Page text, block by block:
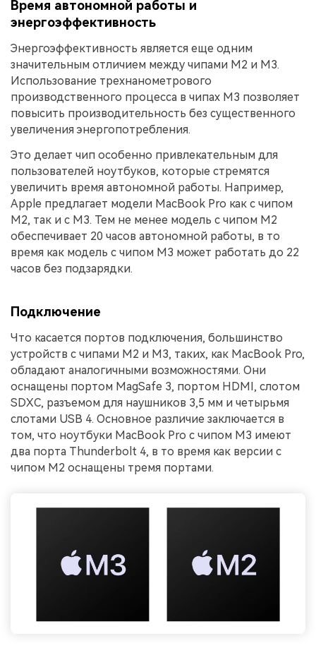
Время автономной работы и
энергоэффективность
Энергоэффективность является еще одним
значительным отличием между чипами M2 и M3.
Использование трехнанометрового
производственного процесса в чипах M3 позволяет
повысить производительность без существенного
увеличения энергопотребления.
Это делает чип особенно привлекательным для
пользователей ноутбуков, которые стремятся
увеличить время автономной работы. Например,
Apple предлагает модели MacBook Pro как с чипом
M2, так и с M3. Тем не менее модель с чипом M2
обеспечивает 20 часов автономной работы, в то
время как модель с чипом M3 может работать до 22
часов без подзарядки.
Подключение
Что касается портов подключения, большинство
устройств с чипами M2 и M3, таких, как MacBook Pro,
обладают аналогичными возможностями. Они
оснащены портом MagSafe 3, портом HDMI, слотом
SDXC, разъемом для наушников 3,5 мм и четырьмя
слотами USB 4. Основное различие заключается в
том, что ноутбуки MacBook Pro с чипом M3 имеют
два порта Thunderbolt 4, в то время как версии с
чипом M2 оснащены тремя портами.